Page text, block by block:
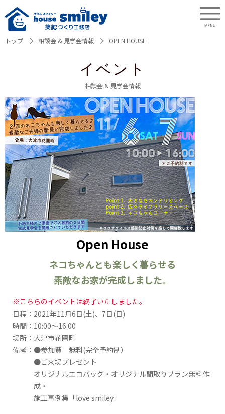
トップ 相談会 & 見学会情報 OPEN HOUSE
イベント
相談会 & 見学会情報
Open House
ネコちゃんとも楽しく暮らせる
素敵なお家が完成しました。
※こちらのイベントは終了いたしました。
日程
2021年11月6日(土)、7日(日)
時間
10:00～16:00
場所
大津市花園町
備考
●参加費 無料(完全予約制）
●ご来場プレゼント
オリジナルエコバッグ・オリジナル間取りプラン無料作
成・
施工事例集「love smiley」